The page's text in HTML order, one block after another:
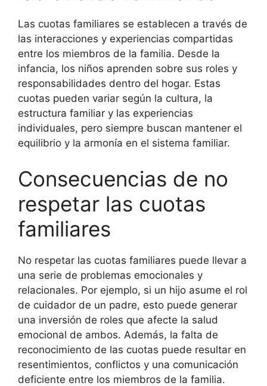
Las cuotas familiares se establecen a través de
las interacciones y experiencias compartidas
entre los miembros de la familia. Desde la
infancia, los niños aprenden sobre sus roles y
responsabilidades dentro del hogar. Estas
cuotas pueden variar según la cultura, la
estructura familiar y las experiencias
individuales, pero siempre buscan mantener el
equilibrio y la armonía en el sistema familiar.
Consecuencias de no
respetar las cuotas
familiares
No respetar las cuotas familiares puede llevar a
una serie de problemas emocionales y
relacionales. Por ejemplo, si un hijo asume el rol
de cuidador de un padre, esto puede generar
una inversión de roles que afecte la salud
emocional de ambos. Además, la falta de
reconocimiento de las cuotas puede resultar en
resentimientos, conflictos y una comunicación
deficiente entre los miembros de la familia.